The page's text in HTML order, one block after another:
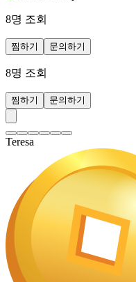
8명 조회
찜하기 문의하기
8명 조회
찜하기 문의하기
Teresa